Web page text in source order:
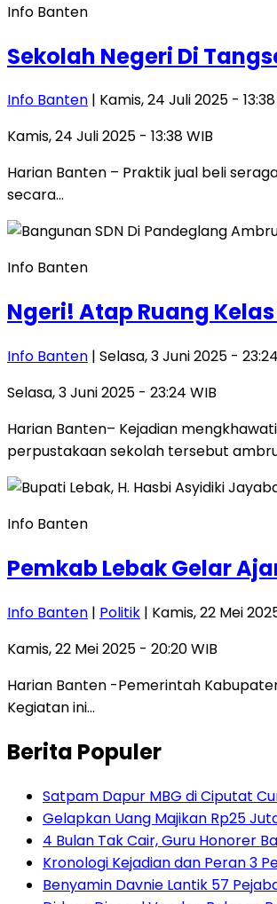
Info Banten
Sekolah Negeri Di
Info Banten | Kamis, 24 Juli 2025 -
Kamis, 24 Juli 2025 - 13:38 WIB
Harian Banten – Praktik jual beli
secara…
Info Banten
Ngeri! Atap Ruang
Info Banten | Selasa, 3 Juni 2025 -
Selasa, 3 Juni 2025 - 23:24 WIB
Harian Banten– Kejadian
perpustakaan sekolah tersebut
Info Banten
Pemkab Lebak Gelar
Info Banten | Politik | Kamis, 22 Mei
Kamis, 22 Mei 2025 - 20:20 WIB
Harian Banten -Pemerintah
Kegiatan ini…
Berita Populer
Satpam Dapur MBG di Ciputat
Gelapkan Uang Majikan Rp25
4 Bulan Tak Cair, Guru Honorer
Kronologi Kejadian dan Peran 3
Benyamin Davnie Lantik 57